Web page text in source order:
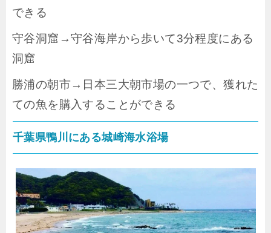
できる
守谷洞窟→守谷海岸から歩いて3分程度にある
洞窟
勝浦の朝市→日本三大朝市場の一つで、獲れた
ての魚を購入することができる
千葉県鴨川にある城崎海水浴場